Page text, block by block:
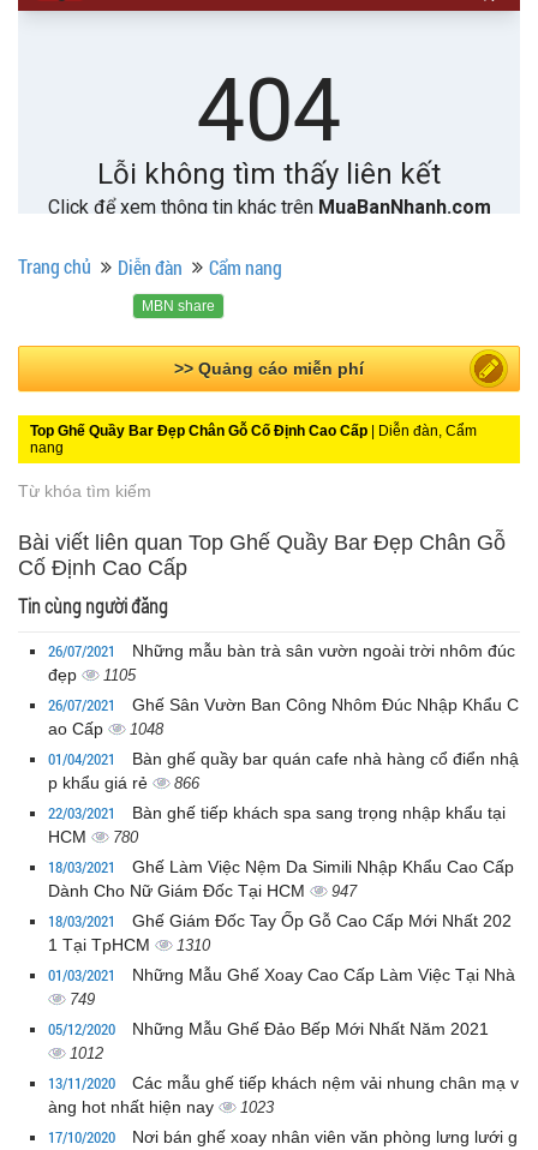
Trang chủ Diễn đàn Cẩm nang
MBN share
>> Bài PR miễn phí
Top Ghế Quầy Bar Đẹp Chân Gỗ Cố Định Cao Cấp | Diễn đàn, Cẩm
nang
Từ khóa tìm kiếm
Bài viết liên quan Top Ghế Quầy Bar Đẹp Chân Gỗ
Cố Định Cao Cấp
Tin cùng người đăng
26/07/2021
Những mẫu bàn trà sân vườn ngoài trời nhôm đúc
đẹp
1105
26/07/2021
Ghế Sân Vườn Ban Công Nhôm Đúc Nhập Khẩu C
ao Cấp
1048
01/04/2021
Bàn ghế quầy bar quán cafe nhà hàng cổ điển nhậ
p khẩu giá rẻ
866
22/03/2021
Bàn ghế tiếp khách spa sang trọng nhập khẩu tại
HCM
780
18/03/2021
Ghế Làm Việc Nệm Da Simili Nhập Khẩu Cao Cấp
Dành Cho Nữ Giám Đốc Tại HCM
947
18/03/2021
Ghế Giám Đốc Tay Ốp Gỗ Cao Cấp Mới Nhất 202
1 Tại TpHCM
1310
01/03/2021 Những Mẫu Ghế Xoay Cao Cấp Làm Việc Tại Nhà
749
05/12/2020 Những Mẫu Ghế Đảo Bếp Mới Nhất Năm 2021
1012
13/11/2020
Các mẫu ghế tiếp khách nệm vải nhung chân mạ v
àng hot nhất hiện nay
1023
17/10/2020
Nơi bán ghế xoay nhân viên văn phòng lưng lưới g